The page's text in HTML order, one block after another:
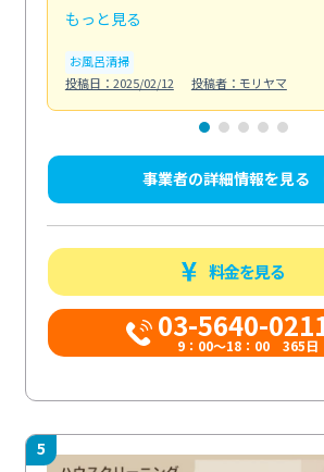
もっと見る
お風呂清掃
投稿日：2025/02/12
投稿者：モリヤマ
事業者の詳細情報を見る
料金を見る
03-5640-
9：00～18：00 365日
5